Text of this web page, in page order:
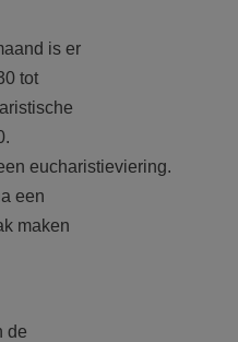
is er
tot
tische
eucharistieviering.
een
maken
de